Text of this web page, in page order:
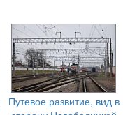
Путевое развитие, вид в